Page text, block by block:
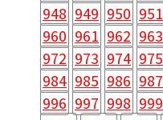
948 949 950 951
960 961 962 963
972 973 974 975
984 985 986 987
996 997 998 999